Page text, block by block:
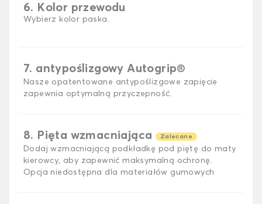
6. Kolor przewodu
Wybierz kolor paska.
7. antypoślizgowy Autogrip®
Nasze opatentowane antypoślizgowe zapięcie
zapewnia optymalną przyczepność.
8. Pięta wzmacniająca Zalecane
Dodaj wzmacniającą podkładkę pod piętę do maty
kierowcy, aby zapewnić maksymalną ochronę.
Opcja niedostępna dla materiałów gumowych